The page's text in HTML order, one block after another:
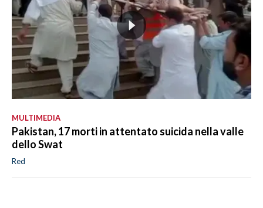
MULTIMEDIA
Pakistan, 17 morti in attentato suicida nella valle
dello Swat
Red